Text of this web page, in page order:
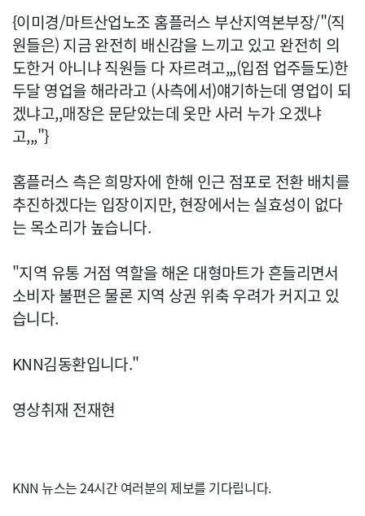
{이미경/마트산업노조 홈플러스 부산지역본부장/"(직
원들은) 지금 완전히 배신감을 느끼고 있고 완전히 의
도한거 아니냐 직원들 다 자르려고,,,(입점 업주들도)한
두달 영업을 해라라고 (사측에서)얘기하는데 영업이 되
겠냐고,,매장은 문닫았는데 옷만 사러 누가 오겠냐
고,,,"}
홈플러스 측은 희망자에 한해 인근 점포로 전환 배치를
추진하겠다는 입장이지만, 현장에서는 실효성이 없다
는 목소리가 높습니다.
"지역 유통 거점 역할을 해온 대형마트가 흔들리면서
소비자 불편은 물론 지역 상권 위축 우려가 커지고 있
습니다.
KNN김동환입니다."
영상취재 전재현
KNN 뉴스는 24시간 여러분의 제보를 기다립니다.